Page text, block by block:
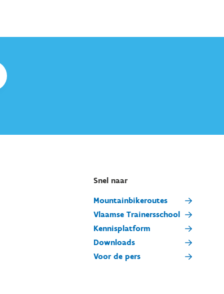
Snel naar
Mountainbikeroutes
Vlaamse Trainersschool
Kennisplatform
Downloads
Voor de pers